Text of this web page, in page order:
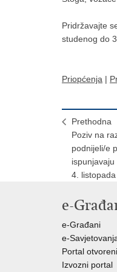
Pridržavajte
studenog do
Priopćenja |
Prethodna
Poziv na
podnijeli/e
4.
e-
e-Građani
e-
Portal
Izvozni portal